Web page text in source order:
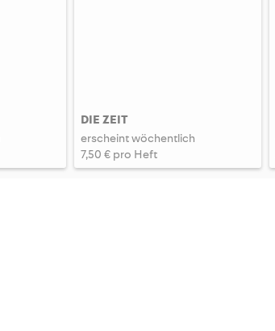
DIE ZEIT
erscheint wöchentlich
7,50 € pro Heft